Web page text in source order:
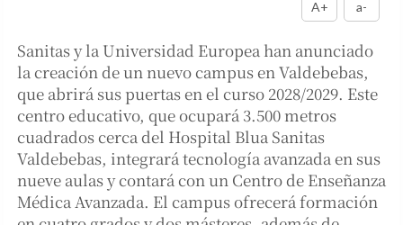
A+ a-
Sanitas y la Universidad Europea han anunciado
la creación de un nuevo campus en Valdebebas,
que abrirá sus puertas en el curso 2028/2029. Este
centro educativo, que ocupará 3.500 metros
cuadrados cerca del Hospital Blua Sanitas
Valdebebas, integrará tecnología avanzada en sus
nueve aulas y contará con un Centro de Enseñanza
Médica Avanzada. El campus ofrecerá formación